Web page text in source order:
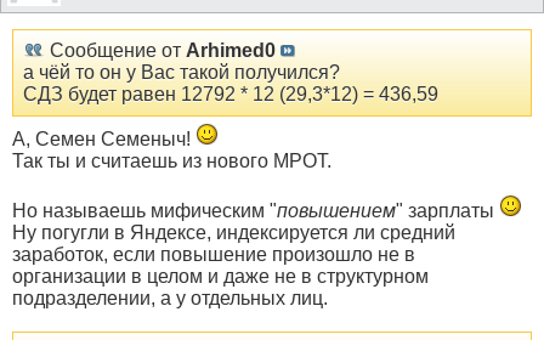
Сообщение от Arhimed0
а чёй то он у Вас такой получился?
СДЗ будет равен 12792 * 12 (29,3*12) = 436,59
А, Семен Семеныч!
Так ты и считаешь из нового МРОТ.
Но называешь мифическим "повышением" зарплаты
Ну погугли в Яндексе, индексируется ли средний
заработок, если повышение произошло не в
организации в целом и даже не в структурном
подразделении, а у отдельных лиц.